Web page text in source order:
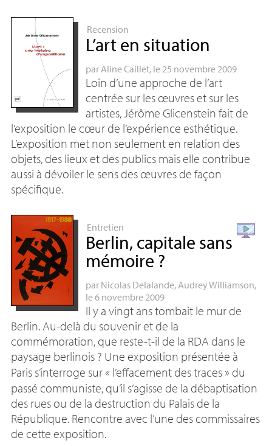
Recension
L’art en situation
parAline Caillet, le 25 novembre 2009
Loin d’une approche de l’art
centrée sur les œuvres et sur les
artistes, Jérôme Glicenstein fait de
l’exposition le cœur de l’expérience esthétique.
L’exposition met non seulement en relation des
objets, des lieux et des publics mais elle contribue
aussi à dévoiler le sens des œuvres de façon
spécifique.
Entretien
Berlin, capitale sans
mémoire ?
par Nicolas Delalande,Audrey Williamson,
le 6 novembre 2009
Il y a vingt ans tombait le mur de
Berlin. Au-delà du souvenir et de la
commémoration, que reste-t-il de la RDA dans le
paysage berlinois ? Une exposition présentée à
Paris s’interroge sur « l’effacement des traces» du
passé communiste, qu’il s’agisse de la débaptisation
des rues ou de la destruction du Palais de la
République. Rencontre avec l’une des commissaires
de cette exposition.